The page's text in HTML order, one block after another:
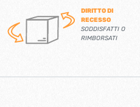
DIRITTO DI
RECESSO
SODDISFATTI O
RIMBORSATI